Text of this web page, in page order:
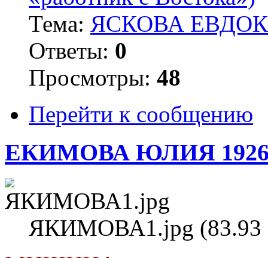
Тема: ЯСКОВА
Ответы: 0
Просмотры: 48
Перейти к сообщению
ЕКИМОВА ЮЛИЯ
ЯКИМОВА1.jpg (83.93